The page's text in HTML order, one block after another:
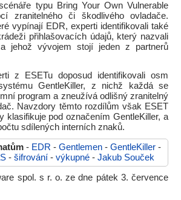
typu Bring Your Own Vulnerable
zranitelného či škodlivého ovladače.
vypínají EDR, experti identifikovali také
přihlašovacích údajů, který nazvali
jehož vývojem stojí jeden z partnerů
z ESETu doposud identifikovali osm
GentleKiller, z nichž každá se
program a zneužívá odlišný zranitelný
Navzdory těmto rozdílům však ESET
klasifikuje pod označením GentleKiller, a
sdílených interních znaků.
- EDR - Gentlemen - GentleKiller -
- šifrování - výkupné - Jakub Souček
spol. s r. o. ze dne pátek 3. července